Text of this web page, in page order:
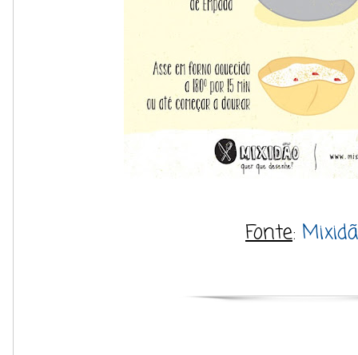
Fonte: